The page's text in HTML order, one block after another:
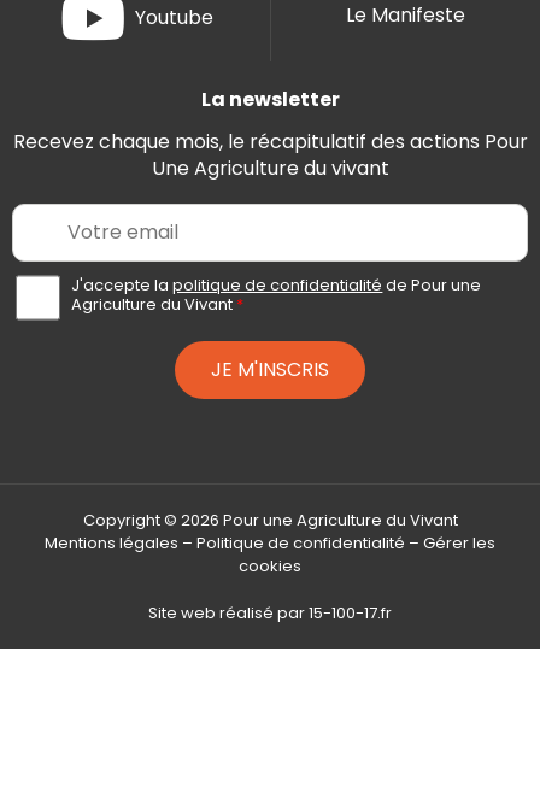
Youtube Le Manifeste
La newsletter
Recevez chaque mois, le récapitulatif des actions Pour
Une Agriculture du vivant
E
a
A
c
J'accepte lapolitique de confidentialité de Pour une
Agriculture du Vivant *
JE M'INSCRIS
Copyright © 2026 Pour une Agriculture du Vivant
Mentions légales – Politique de confidentialité – Gérer les
cookies
Site web réalisé par15-100-17.fr